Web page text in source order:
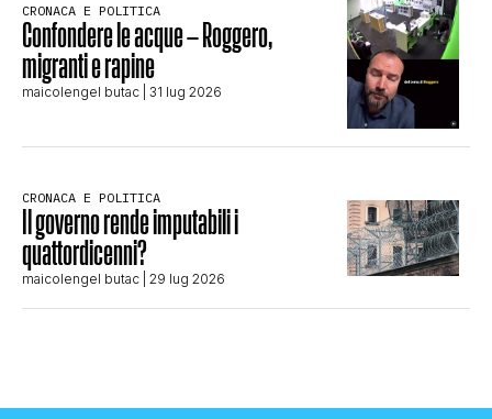
CRONACA E POLITICA
Confondere le acque – Roggero,
migranti e rapine
maicolengel butac | 31 lug 2026
CRONACA E POLITICA
Il governo rende imputabili i
quattordicenni?
maicolengel butac | 29 lug 2026